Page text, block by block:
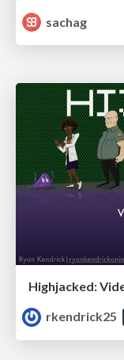
sachag
Highjacked:
rkendrick25